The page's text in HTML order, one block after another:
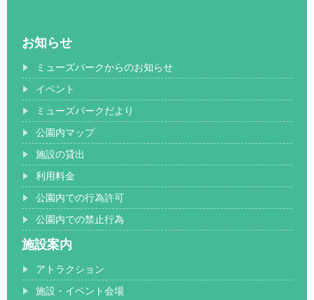
お知らせ
ミューズパークからのお知らせ
イベント
ミューズパークだより
公園内マップ
施設の貸出
利用料金
公園内での行為許可
公園内での禁止行為
施設案内
アトラクション
施設・イベント会場